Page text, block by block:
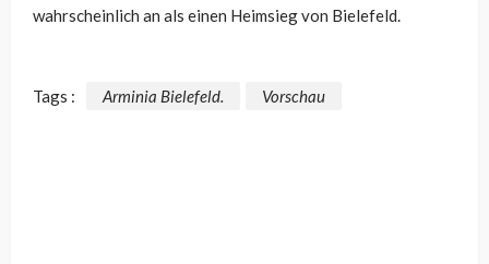
wahrscheinlich an als einen Heimsieg von Bielefeld.
Tags : Arminia Bielefeld. Vorschau